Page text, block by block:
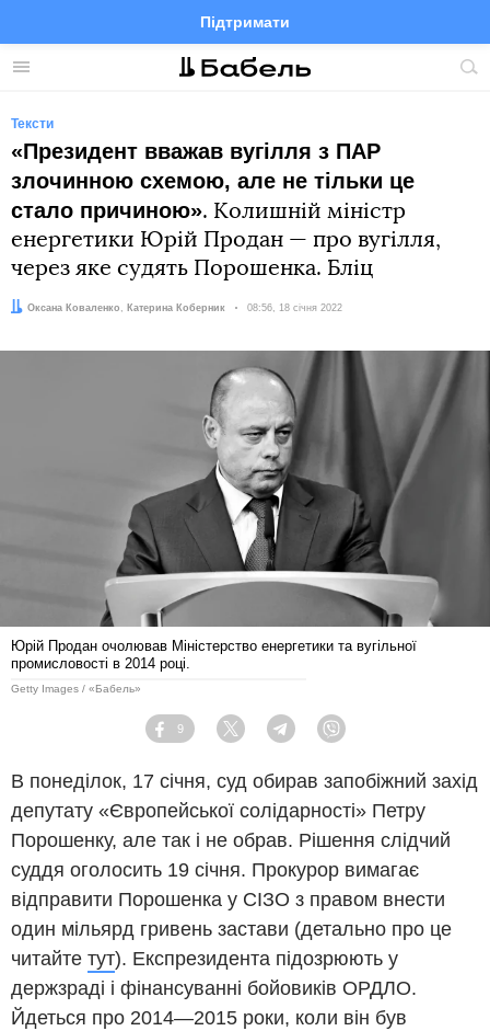
Меню
Підтримати
FacebookTelegramTwitter
Тексти
«Президент вважав вугілля з ПАР
злочинною схемою, але не тільки це
стало причиною». Колишній міністр
енергетики Юрій Продан — про вугілля,
через яке судять Порошенка. Бліц
Автор:
Оксана Коваленко
Редактор: Катерина Коберник Дата:
08:56, 18 січня 2022
Юрій Продан очолював Міністерство енергетики та вугільної
промисловості в 2014 році.
Getty Images / «Бабель»
Facebook
9
Twitter TelegramViber
В понеділок, 17 січня, суд обирав запобіжний захід
депутату «Європейської солідарності» Петру
Порошенку, але так і не обрав. Рішення слідчий
суддя оголосить 19 січня. Прокурор вимагає
відправити Порошенка у СІЗО з правом внести
один мільярд гривень застави (детально про це
читайте тут). Експрезидента підозрюють у
держзраді і фінансуванні бойовиків ОРДЛО.
Йдеться про 2014—2015 роки, коли він був